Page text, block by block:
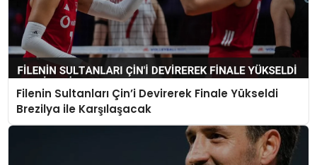
Filenin Sultanları Çin’i Devirerek Finale Yükseldi
Brezilya ile Karşılaşacak